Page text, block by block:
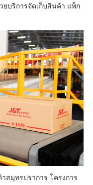
บริการจัดเก็บสินค้า แพ็ก
สมุทรปราการ โครงการ